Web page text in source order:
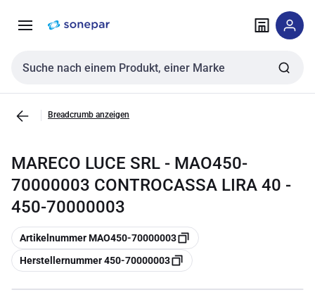
NavigationInhalt
Sucheingabe
Breadcrumb anzeigen
MARECO LUCE SRL - MAO450-
70000003 CONTROCASSA LIRA 40 -
450-70000003
Kopieren
Artikelnummer MAO450-70000003
Kopieren
Herstellernummer 450-70000003